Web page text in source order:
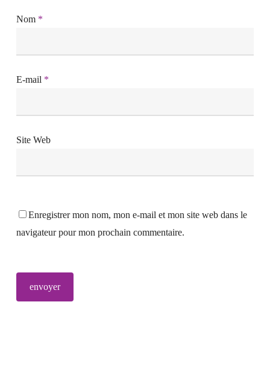
Nom *
E-mail *
Site Web
Enregistrer mon nom, mon e-mail et mon site web dans le
navigateur pour mon prochain commentaire.